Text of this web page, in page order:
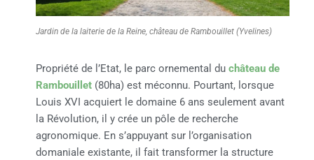
Jardin de la laiterie de la Reine, château de Rambouillet (Yvelines)
Propriété de l’Etat, le parc ornemental du château de
Rambouillet(80ha) est méconnu. Pourtant, lorsque
Louis XVI acquiert le domaine 6 ans seulement avant
la Révolution, il y crée un pôle de recherche
agronomique. En s’appuyant sur l’organisation
domaniale existante, il fait transformer la structure